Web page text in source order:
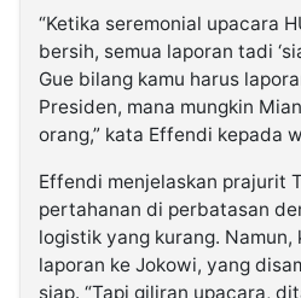
“Ketika seremonial upacara
bersih, semua laporan tadi
Gue bilang kamu harus
Presiden, mana mungkin
orang,” kata Effendi kepada
Effendi menjelaskan prajurit
pertahanan di perbatasan
logistik yang kurang. Namun,
laporan ke Jokowi, yang
siap. “Tapi giliran upacara,